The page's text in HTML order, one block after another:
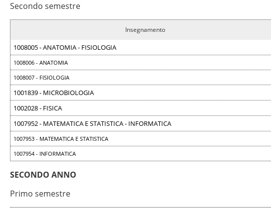
Secondo semestre
Insegnamento
1008005 - ANATOMIA - FISIOLOGIA
1008006 - ANATOMIA
1008007 - FISIOLOGIA
1001839 - MICROBIOLOGIA
1002028 - FISICA
1007952 - MATEMATICA E STATISTICA - INFORMATICA
1007953 - MATEMATICA E STATISTICA
1007954 - INFORMATICA
SECONDO ANNO
Primo semestre